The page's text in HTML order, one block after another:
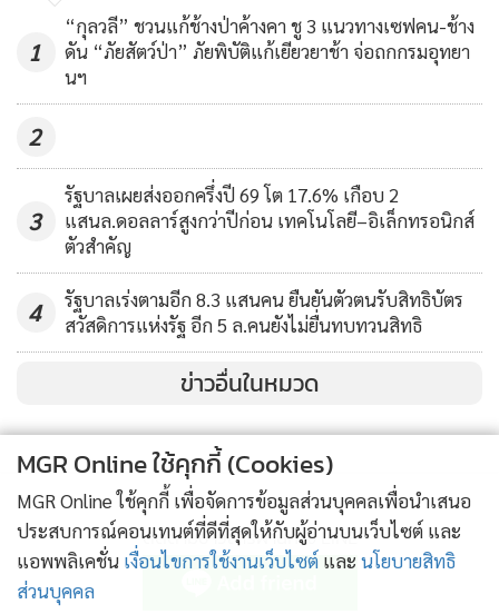
1
“กุลวลี” ชวนแก้ช้างป่าค้างคา ชู 3 แนวทางเซฟคน-ช้าง
ดัน “ภัยสัตว์ป่า” ภัยพิบัติแก้เยียวยาช้า จ่อถกกรมอุทยา
นฯ
2
3
รัฐบาลเผยส่งออกครึ่งปี 69 โต 17.6% เกือบ 2
แสนล.ดอลลาร์สูงกว่าปีก่อน เทคโนโลยี–อิเล็กทรอนิกส์
ตัวสำคัญ
4
รัฐบาลเร่งตามอีก 8.3 แสนคน ยืนยันตัวตนรับสิทธิบัตร
สวัสดิการแห่งรัฐ อีก 5 ล.คนยังไม่ยื่นทบทวนสิทธิ
ข่าวอื่นในหมวด
ติดตามข่าวสารผ่านทาง LINE
MGR Online ใช้คุกกี้ (Cookies)
MGR Online ใช้คุกกี้ เพื่อจัดการข้อมูลส่วนบุคคลเพื่อนำเสนอ
ประสบการณ์คอนเทนต์ที่ดีที่สุดให้กับผู้อ่านบนเว็บไซต์ และ
แอพพลิเคชั่น เงื่อนไขการใช้งานเว็บไซต์ และ นโยบายสิทธิ
ส่วนบุคคล